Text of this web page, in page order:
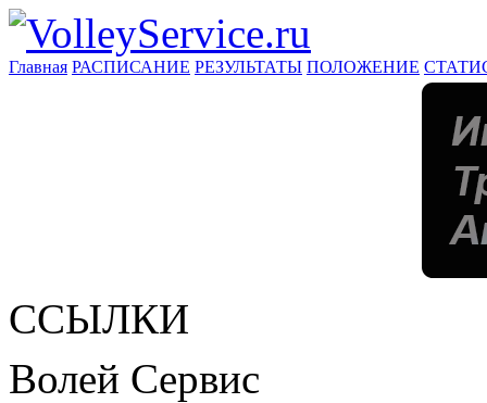
Главная РАСПИСАНИЕ РЕЗУЛЬТАТЫ ПОЛОЖЕНИЕ
ССЫЛКИ
Волей Сервис